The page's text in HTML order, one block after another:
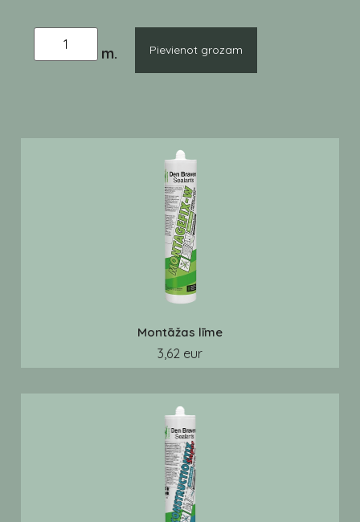
Pievienot grozam
Montāžas līme
3,62 eur